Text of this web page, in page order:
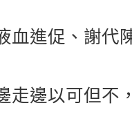
血進促、謝代
走邊以可但不